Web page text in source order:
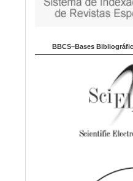
BBCS–Bases